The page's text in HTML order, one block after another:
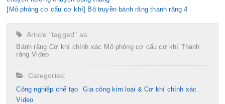
[Mô phỏng cơ cấu cơ khí] Bộ truyền bánh răng thanh răng 4
Article "tagged" as:
Bánh răng Cơ khí chính xác Mô phỏng cơ cấu cơ khí Thanh
răng Video
Categories:
Công nghiệp chế tạo​
Gia công kim loại & Cơ khí chính xác
Video